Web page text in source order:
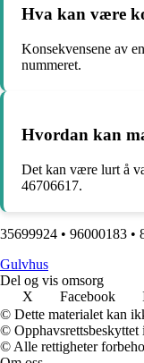
Hva kan være
Konsekvensene av
nummeret.
Hvordan kan
Det kan være lurt å
46706617.
35699924 • 96000183 •
Gulvhus
Del og vis omsorg
X
Facebook
© Dette materialet kan
©
© Alle rettigheter